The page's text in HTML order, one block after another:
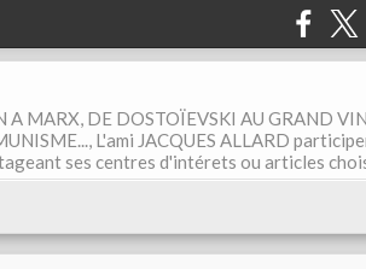
A MARX, DE DOSTOÏEVSKI AU GRAND
L'ami JACQUES ALLARD
ses centres d'intérets ou articles